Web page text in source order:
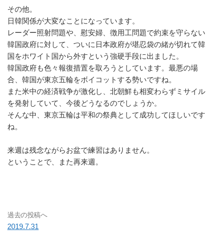
その他。
日韓関係が大変なことになっています。
レーダー照射問題や、慰安婦、徴用工問題で約束を守らない
韓国政府に対して、ついに日本政府が堪忍袋の緒が切れて韓
国をホワイト国から外すという強硬手段に出ました。
韓国政府も色々報復措置を取ろうとしています。最悪の場
合、韓国が東京五輪をボイコットする勢いですね。
また米中の経済戦争が激化し、北朝鮮も相変わらずミサイル
を発射していて、今後どうなるのでしょうか。
そんな中、東京五輪は平和の祭典として成功してほしいです
ね。
来週は残念ながらお盆で練習はありません。
ということで、また再来週。
過去の投稿へ
2019.7.31